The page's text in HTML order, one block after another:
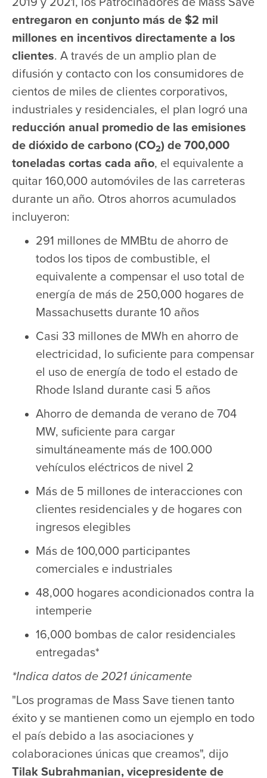
entregaron en conjunto más de $2 mil
millones en incentivos directamente a los
clientes. A través de un amplio plan de
difusión y contacto con los consumidores de
cientos de miles de clientes corporativos,
industriales y residenciales, el plan logró una
reducción anual promedio de las emisiones
de dióxido de carbono (CO2) de 700,000
toneladas cortas cada año, el equivalente a
quitar 160,000 automóviles de las carreteras
durante un año. Otros ahorros acumulados
incluyeron:
291 millones de MMBtu de ahorro de
todos los tipos de combustible, el
equivalente a compensar el uso total de
energía de más de 250,000 hogares de
Massachusetts durante 10 años
Casi 33 millones de MWh en ahorro de
electricidad, lo suficiente para compensar
el uso de energía de todo el estado de
Rhode Island durante casi 5 años
Ahorro de demanda de verano de 704
MW, suficiente para cargar
simultáneamente más de 100.000
vehículos eléctricos de nivel 2
Más de 5 millones de interacciones con
clientes residenciales y de hogares con
ingresos elegibles
Más de 100,000 participantes
comerciales e industriales
48,000 hogares acondicionados contra la
intemperie
16,000 bombas de calor residenciales
entregadas*
*Indica datos de 2021 únicamente
"Los programas de Mass Save tienen tanto
éxito y se mantienen como un ejemplo en todo
el país debido a las asociaciones y
colaboraciones únicas que creamos", dijo
Tilak Subrahmanian, vicepresidente de